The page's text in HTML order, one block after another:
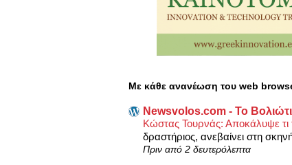
Με κάθε ανανέωση του web
Newsvolos.com - Το
Κώστας Τουρνάς: Αποκάλυψε τι
δραστήριος, ανεβαίνει στη
Πριν από 2 δευτερόλεπτα